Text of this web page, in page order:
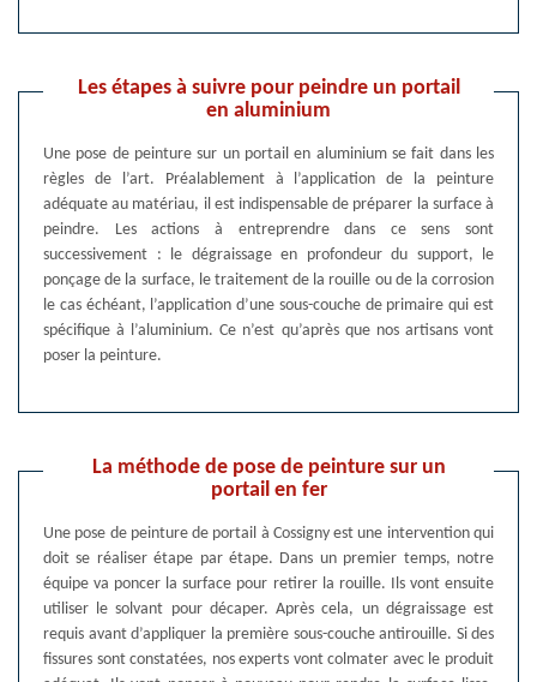
Les étapes à suivre pour peindre un portail
en aluminium
Une pose de peinture sur un portail en aluminium se fait dans les
règles de l’art. Préalablement à l’application de la peinture
adéquate au matériau, il est indispensable de préparer la surface à
peindre. Les actions à entreprendre dans ce sens sont
successivement : le dégraissage en profondeur du support, le
ponçage de la surface, le traitement de la rouille ou de la corrosion
le cas échéant, l’application d’une sous-couche de primaire qui est
spécifique à l’aluminium. Ce n’est qu’après que nos artisans vont
poser la peinture.
La méthode de pose de peinture sur un
portail en fer
Une pose de peinture de portail à Cossigny est une intervention qui
doit se réaliser étape par étape. Dans un premier temps, notre
équipe va poncer la surface pour retirer la rouille. Ils vont ensuite
utiliser le solvant pour décaper. Après cela, un dégraissage est
requis avant d’appliquer la première sous-couche antirouille. Si des
fissures sont constatées, nos experts vont colmater avec le produit